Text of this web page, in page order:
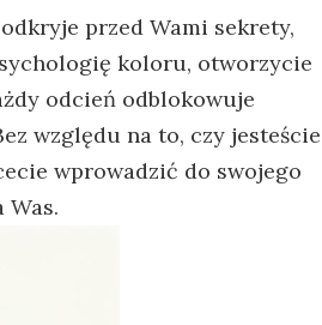
przed Wami sekrety,⁢
⁢koloru, otworzycie
‌odcień ⁢odblokowuje
względu na to, czy ⁢jesteście
wprowadzić do swojego